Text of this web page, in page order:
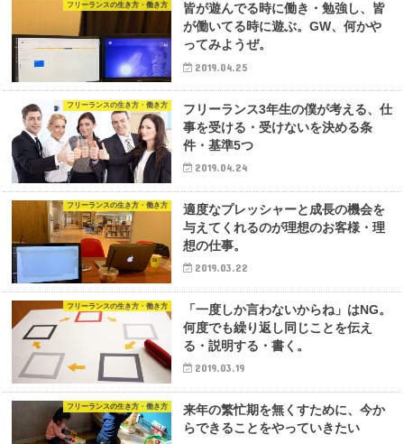
フリーランスの生き方・働き方
皆が遊んでる時に働き・勉強し、皆
が働いてる時に遊ぶ。GW、何かや
ってみようぜ。
2019.04.25
フリーランスの生き方・働き方
フリーランス3年生の僕が考える、仕
事を受ける・受けないを決める条
件・基準5つ
2019.04.24
フリーランスの生き方・働き方
適度なプレッシャーと成長の機会を
与えてくれるのが理想のお客様・理
想の仕事。
2019.03.22
フリーランスの生き方・働き方
「一度しか言わないからね」はNG。
何度でも繰り返し同じことを伝え
る・説明する・書く。
2019.03.19
フリーランスの生き方・働き方
来年の繁忙期を無くすために、今か
らできることをやっていきたい